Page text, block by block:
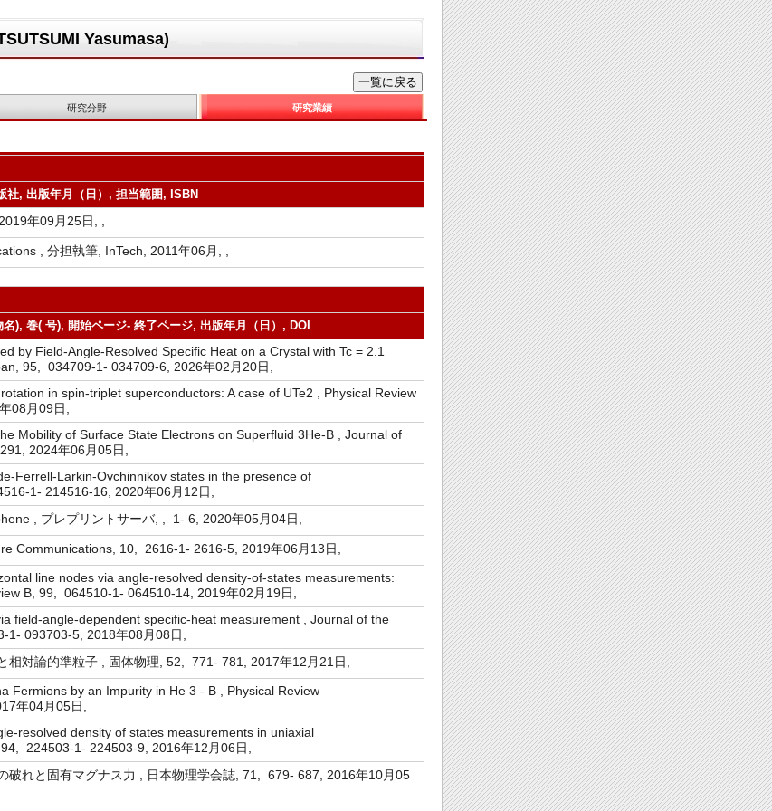
Yasumasa)
研究分野 研究業績
社, 出版年月（日）, 担当範囲, ISBN
年09月25日, ,
, 分担執筆, InTech, 2011年06月, ,
), 巻( 号), 開始ページ- 終了ページ, 出版年月（日）, DOI
by Field-Angle-Resolved Specific Heat on a Crystal with Tc = 2.1
95, 034709-1- 034709-6, 2026年02月20日,
in spin-triplet superconductors: A case of UTe2 , Physical Review
08月09日,
Mobility of Surface State Electrons on Superfluid 3He-B , Journal of
2024年06月05日,
Ferrell-Larkin-Ovchinnikov states in the presence of
1- 214516-16, 2020年06月12日,
, プレプリントサーバ, , 1- 6, 2020年05月04日,
Communications, 10, 2616-1- 2616-5, 2019年06月13日,
line nodes via angle-resolved density-of-states measurements:
B, 99, 064510-1- 064510-14, 2019年02月19日,
field-angle-dependent specific-heat measurement , Journal of the
1- 093703-5, 2018年08月08日,
相対論的準粒子 , 固体物理, 52, 771- 781, 2017年12月21日,
Fermions by an Impurity in He 3 - B , Physical Review
年04月05日,
resolved density of states measurements in uniaxial
224503-1- 224503-9, 2016年12月06日,
破れと固有マグナス力 , 日本物理学会誌, 71, 679- 687, 2016年10月05